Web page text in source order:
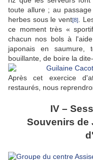
toute allure ; au
herbes sous le vent[8]
.
ce moment très «
chacun nos bols à
japonais en saumure,
bouillante, de boire la
Après cet exercice
restaurés, nous
IV –
Souvenirs de